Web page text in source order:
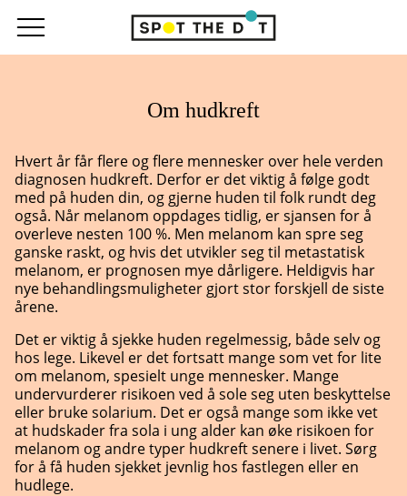
Om hudkreft
Hvert år får flere og flere mennesker over hele verden
diagnosen hudkreft. Derfor er det viktig å følge godt
med på huden din, og gjerne huden til folk rundt deg
også. Når melanom oppdages tidlig, er sjansen for å
overleve nesten 100 %. Men melanom kan spre seg
ganske raskt, og hvis det utvikler seg til metastatisk
melanom, er prognosen mye dårligere. Heldigvis har
nye behandlingsmuligheter gjort stor forskjell de siste
årene.
Det er viktig å sjekke huden regelmessig, både selv og
hos lege. Likevel er det fortsatt mange som vet for lite
om melanom, spesielt unge mennesker. Mange
undervurderer risikoen ved å sole seg uten beskyttelse
eller bruke solarium. Det er også mange som ikke vet
at hudskader fra sola i ung alder kan øke risikoen for
melanom og andre typer hudkreft senere i livet. Sørg
for å få huden sjekket jevnlig hos fastlegen eller en
hudlege.